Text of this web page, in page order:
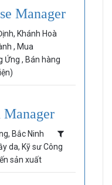
Manager
Khánh Hoà
, Mua
Ứng , Bán hàng
Bắc Ninh
da, Kỹ sư Công
sản xuất